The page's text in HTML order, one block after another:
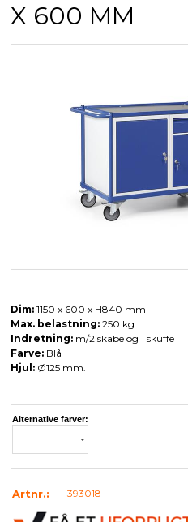
MILJØ OG VELFÆRD
X 600 MM
Dim:1150 x 600 x H840 mm
Max. belastning:250 kg.
Indretning:m/2 skabe og 1 skuffe
Farve:Blå
Hjul:Ø125 mm.
Alternative farver:
Artnr.: 393018